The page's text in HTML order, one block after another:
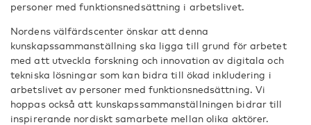
personer med funktionsnedsättning i arbetslivet.
Nordens välfärdscenter önskar att denna
kunskapssammanställning ska ligga till grund för arbetet
med att utveckla forskning och innovation av digitala och
tekniska lösningar som kan bidra till ökad inkludering i
arbetslivet av personer med funktionsnedsättning. Vi
hoppas också att kunskapssammanställningen bidrar till
inspirerande nordiskt samarbete mellan olika aktörer.